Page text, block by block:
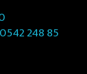
0542 248 85